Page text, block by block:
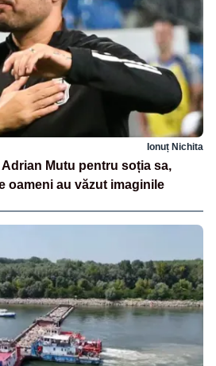
Ionuț Nichita
Mutu pentru soția sa,
oameni au văzut imaginile